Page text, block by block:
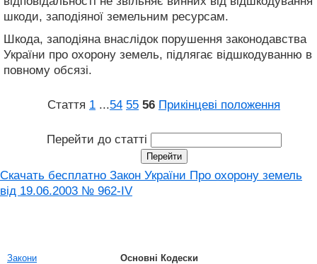
шкоди, заподіяної земельним ресурсам.
Шкода, заподіяна внаслідок порушення законодавства
України про охорону земель, підлягає відшкодуванню в
повному обсязі.
Стаття 1 ...54 55 56 Прикінцеві положення
Перейти до статті
Скачать бесплатно Закон України Про охорону земель
від 19.06.2003 № 962-IV
Закони
Основні Кодески